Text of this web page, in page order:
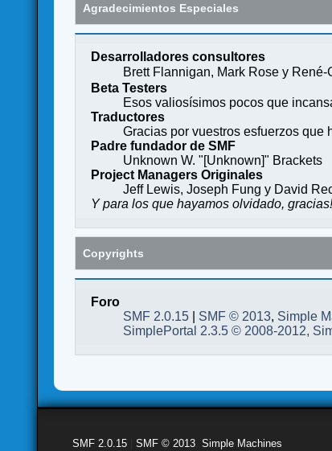
Agradecimientos Especiales
Desarrolladores consultores
Brett Flannigan, Mark Rose y
Beta Testers
Esos valiosísimos pocos que
Traductores
Gracias por vuestros esfuerzos que
Padre fundador de SMF
Unknown W. "[Unknown]" Brackets
Project Managers Originales
Jeff Lewis, Joseph Fung y David
Y para los que hayamos olvidado,
Copyrights
Foro
SMF 2.0.15
SMF © 2013, Simple
SimplePortal 2.3.5 © 2008-2012,
SMF 2.0.15 |SMF © 2013 ,Simple Machines